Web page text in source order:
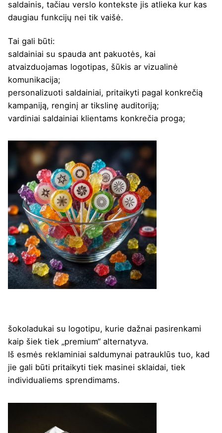
saldainis, tačiau verslo kontekste jis atlieka kur kas
daugiau funkcijų nei tik vaišė.
Tai gali būti:
saldainiai su spauda ant pakuotės, kai
atvaizduojamas logotipas, šūkis ar vizualinė
komunikacija;
personalizuoti saldainiai, pritaikyti pagal konkrečią
kampaniją, renginį ar tikslinę auditoriją;
vardiniai saldainiai klientams konkrečia proga;
šokoladukai su logotipu, kurie dažnai pasirenkami
kaip šiek tiek „premium“ alternatyva.
Iš esmės reklaminiai saldumynai patrauklūs tuo, kad
jie gali būti pritaikyti tiek masinei sklaidai, tiek
individualiems sprendimams.